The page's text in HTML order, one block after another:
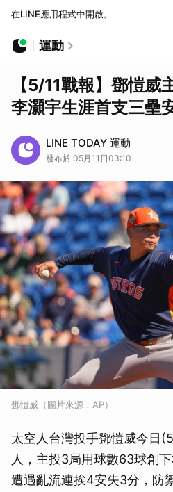
在LINE應用程式中開啟。
運動
【5/11戰報】鄧愷
李灝宇生涯首支三壘
LINE TODAY 運動
發布於 05月11日03:10
鄧愷威（圖片來源：AP）
太空人台灣投手鄧愷威今日
人，主投3局用球數63球創
遭遇亂流連挨4安失3分，防